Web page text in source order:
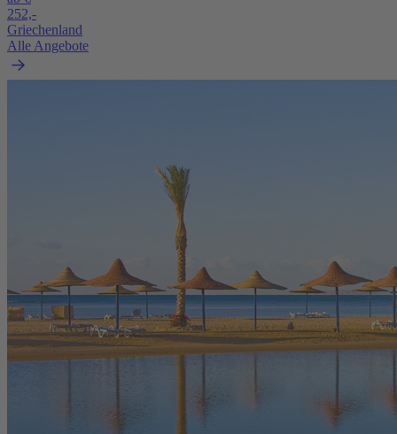
252,-
Griechenland
Alle Angebote